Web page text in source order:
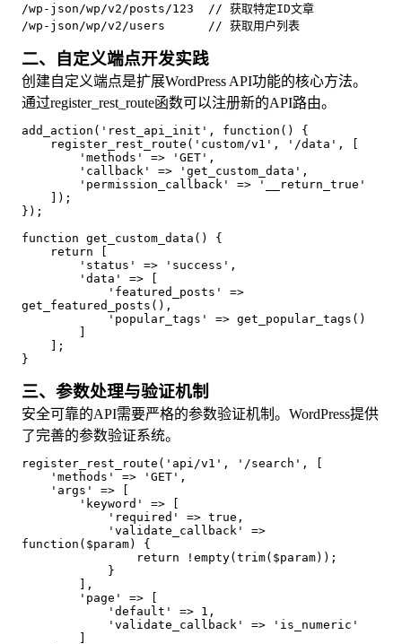
/wp-json/wp/v2/posts/123  // 获取特定ID文章
/wp-json/wp/v2/users      // 获取用户列表
二、自定义端点开发实践
创建自定义端点是扩展WordPress API功能的核心方法。
通过register_rest_route函数可以注册新的API路由。
add_action('rest_api_init', function() {
    register_rest_route('custom/v1', '/data', [
        'methods' => 'GET',
        'callback' => 'get_custom_data',
        'permission_callback' => '__return_true'
    ]);
});
function get_custom_data() {
    return [
        'status' => 'success',
        'data' => [
get_featured_posts(),
            'popular_tags' => get_popular_tags()
    ];
}
三、参数处理与验证机制
安全可靠的API需要严格的参数验证机制。WordPress提供
了完善的参数验证系统。
register_rest_route('api/v1', '/search', [
    'methods' => 'GET',
    'args' => [
        'keyword' => [
            'required' => true,
function($param) {
                return !empty(trim($param));
            }
        ],
        'page' => [
            'default' => 1,
            'validate_callback' => 'is_numeric'